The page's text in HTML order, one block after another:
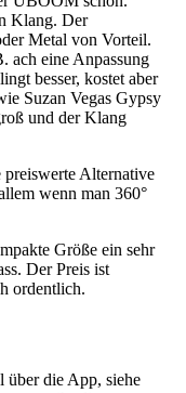
Klang. Der
Metal von Vorteil.
ach eine Anpassung
besser, kostet aber
Suzan Vegas Gypsy
und der Klang
Alternative
wenn man 360°
Größe ein sehr
Der Preis ist
ordentlich.
über die App, siehe